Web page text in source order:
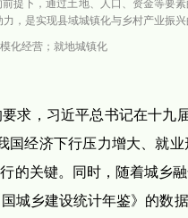
，是实现县域城镇化与乡村产业振兴
化经营；就地城镇化
求，习近平总书记在十九
国经济下行压力增大、就
的关键。同时，随着城乡
城乡建设统计年鉴》的数